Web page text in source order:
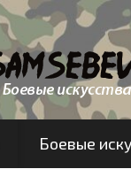
Боевые